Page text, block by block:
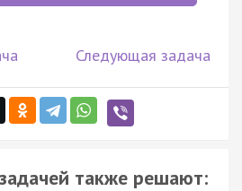
Следующая задача
также решают: